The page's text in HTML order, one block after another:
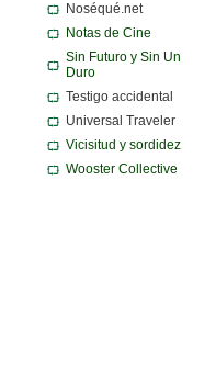
Noséqué.net
Notas de Cine
Sin Futuro y Sin Un
Duro
Testigo accidental
Universal Traveler
Vicisitud y sordidez
Wooster Collective